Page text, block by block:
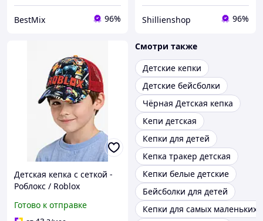
BestMix 96% Shillienshop 96%
Детская кепка с сеткой -
Роблокс / Roblox
Готово к отправке
Смотри также
Детские кепки
Детские бейсболки
Чёрная Детская кепка
Кепи детская
Кепки для детей
Кепка тракер детская
Кепки белые детские
Бейсболки для детей
Кепки для самых маленьких